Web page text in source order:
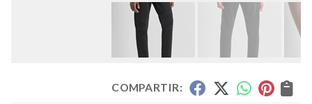
COMPARTIR: